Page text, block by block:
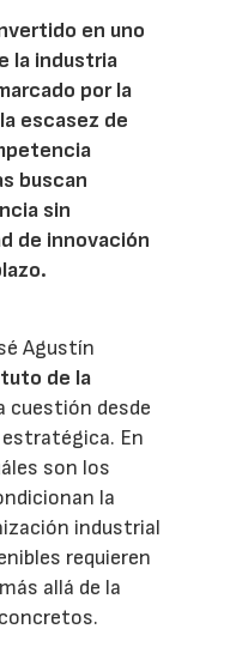
en uno
la industria
por la
escasez de
buscan
sin
de innovación
Agustín
de la
cuestión desde
En
son los
la
industrial
requieren
allá de la